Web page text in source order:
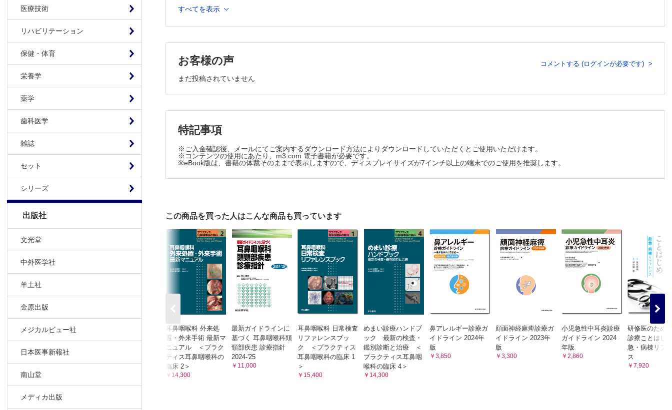
医療技術
リハビリテーション
保健・体育
栄養学
薬学
歯科医学
雑誌
セット
シリーズ
出版社
文光堂
中外医学社
羊土社
金原出版
メジカルビュー社
日本医事新報社
南山堂
メディカ出版
耳鼻咽喉科疾患での実際例
種類と特徴 （熊井琢美）
種類 （丸尾貴志）
耳鼻咽喉科疾患での実際例
美）
24 局所療法
点鼻薬 （近藤健二）
Advice アレルギー性鼻炎に最も有効なのは鼻噴霧用ステロイド
か？ （寺田哲也）
Pitfall 市販の点鼻薬は安全か？ （近藤健二）
口腔用薬・外用薬 （花澤豊行）
Advice ボツリヌス毒素 （兵頭政光，松本宗一）
Advice 鼓膜穿孔治療薬－トラフェルミン製剤（リティンパ®）
（金丸眞一）
25 軟膏・クリーム
耳・鼻用軟膏・クリームの種類 （阿部俊彦，平海晴一）
索引
Topics コロナウイルスワクチンと治療薬 （酒巻一平）
現在使用されている抗真菌薬 （鈴木祐輔）
耳鼻咽喉科疾患の実際例
耳鼻咽喉科疾患の実際例② （鈴木正宣）
7 非ステロイド性抗炎症薬（NSAIDs）
8 抗がん薬
頭頸部癌で使用できる抗がん薬 （四宮弘隆）
頭頸部平上皮癌に対する抗がん薬使用の実際 （安松隆治）
有害事象の早期発見と対策 （田村真吾，中島寅彦）
Advice 甲状腺癌に対する抗がん治療 （武本憲彦）
Advice 唾液腺癌に対する抗がん治療 （多田雄一郎）
Topics がん遺伝子パネル検査による抗がん治療 （安藤瑞生）
Topics がんに対するサポート治療 （廣野靖夫）
9 漢方薬
漢方薬の選び方と使い方，有害事象 （小川恵子）
耳鼻咽喉科疾患の実際例① （五島史行）
耳鼻咽喉科疾患の実際例② （高畑淳子）
耳鼻咽喉科疾患の実際例③ （志賀英明）
すべてを表示
お客様の声 コメントする (ログインが必要です)
まだ投稿されていません
特記事項
※ご入金確認後、メールにてご案内するダウンロード方法によりダウンロードしていただくとご使用いただけます。
※コンテンツの使用にあたり、m3.com 電子書籍が必要です。
※eBook版は、書籍の体裁そのままで表示しますので、ディスプレイサイズが7インチ以上の端末でのご使用を推奨します。
この商品を買った人はこんな商品も買っています
耳鼻咽喉科 外来処
置・外来手術 最新マ
ニュアル ＜プラク
ティス耳鼻咽喉科の
臨床 2＞
￥14,300
最新ガイドラインに
基づく 耳鼻咽喉科頭
頸部疾患 診療指針
2024-'25
￥11,000
耳鼻咽喉科 日常検査
リファレンスブッ
ク ＜プラクティス
耳鼻咽喉科の臨床 1
＞
￥15,400
めまい診療ハンドブ
ック 最新の検査・
鑑別診断と治療 ＜
プラクティス耳鼻咽
喉科の臨床 4＞
￥14,300
鼻アレルギー診療ガ
イドライン 2024年
版
￥3,850
顔面神経麻痺診療ガ
イドライン 2023年
版
￥3,300
小児急性中耳炎診療
ガイドライン 2024
年版
￥2,860
研修医のため
診療ことはじ
急・病棟リフ
ス
￥7,920